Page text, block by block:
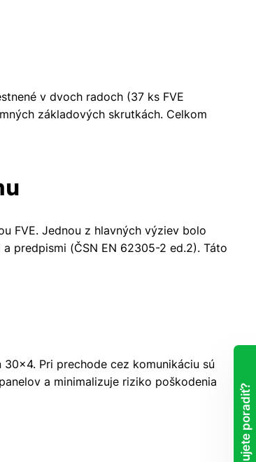
v dvoch radoch (37 ks FVE
základových skrutkách. Celkom
FVE. Jednou z hlavných výziev bolo
predpismi (ČSN EN 62305-2 ed.2). Táto
Pri prechode cez komunikáciu sú
a minimalizuje riziko poškodenia